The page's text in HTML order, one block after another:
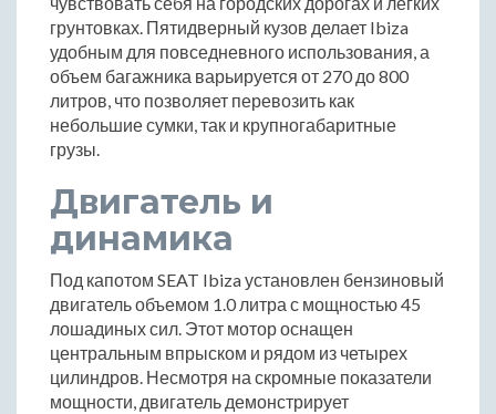
грунтовках. Пятидверный кузов делает Ibiza
удобным для повседневного использования, а
объем багажника варьируется от 270 до 800
литров, что позволяет перевозить как
небольшие сумки, так и крупногабаритные
грузы.
Двигатель и
динамика
Под капотом SEAT Ibiza установлен бензиновый
двигатель объемом 1.0 литра с мощностью 45
лошадиных сил. Этот мотор оснащен
центральным впрыском и рядом из четырех
цилиндров. Несмотря на скромные показатели
мощности, двигатель демонстрирует